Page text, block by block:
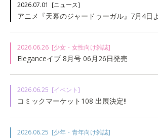
2026.07.01 [ニュース]
アニメ『天幕のジャードゥーガル』7月4日
2026.06.26 [少女・女性向け雑誌]
Eleganceイブ 8月号 06月26日発売
2026.06.25 [イベント]
コミックマーケット108 出展決定!!
2026.06.25 [少年・青年向け雑誌]